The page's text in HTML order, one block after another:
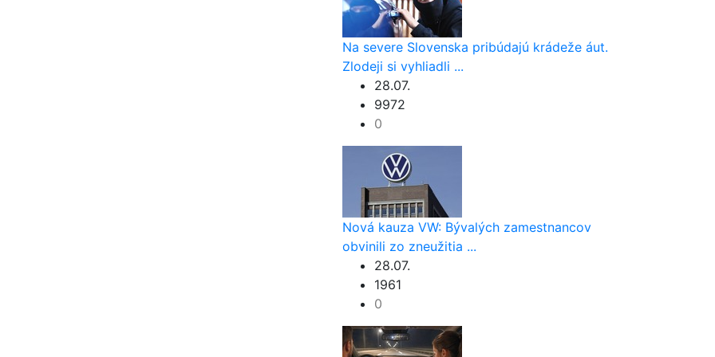
Na severe Slovenska pribúdajú krádeže áut.
Zlodeji si vyhliadli ...
28.07.
9972
0
Nová kauza VW: Bývalých zamestnancov
obvinili zo zneužitia ...
28.07.
1961
0